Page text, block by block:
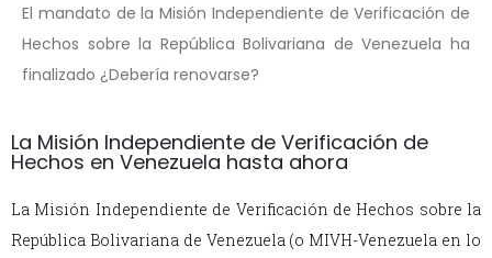
El mandato de la Misión Independiente de Verificación de
Hechos sobre la República Bolivariana de Venezuela ha
finalizado ¿Debería renovarse?
La Misión Independiente de Verificación de
Hechos en Venezuela hasta ahora
La Misión Independiente de Verificación de Hechos sobre la
República Bolivariana de Venezuela (o MIVH-Venezuela en lo